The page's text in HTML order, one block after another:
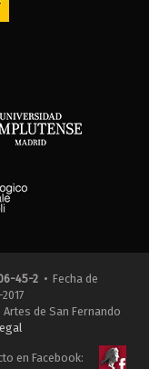
45-2 • Fecha de
de San Fernando
en Facebook: